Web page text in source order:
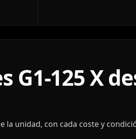
G1-125 X
unidad, con cada coste y